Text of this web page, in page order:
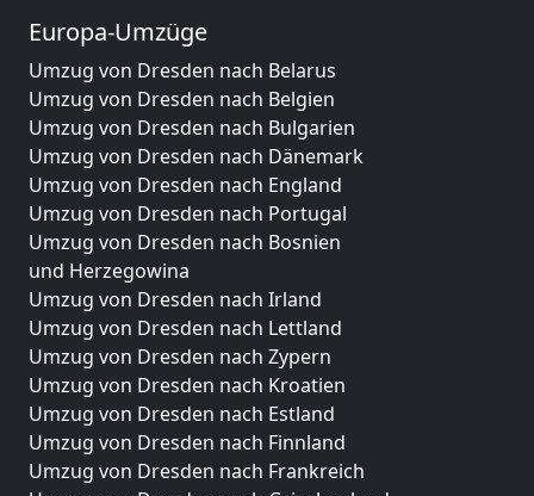
Europa-Umzüge
Umzug von Dresden nach Belarus
Umzug von Dresden nach Belgien
Umzug von Dresden nach Bulgarien
Umzug von Dresden nach Dänemark
Umzug von Dresden nach England
Umzug von Dresden nach Portugal
Umzug von Dresden nach Bosnien
und Herzegowina
Umzug von Dresden nach Irland
Umzug von Dresden nach Lettland
Umzug von Dresden nach Zypern
Umzug von Dresden nach Kroatien
Umzug von Dresden nach Estland
Umzug von Dresden nach Finnland
Umzug von Dresden nach Frankreich